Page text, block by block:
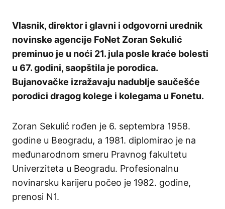
Vlasnik, direktor i glavni i odgovorni urednik
novinske agencije FoNet Zoran Sekulić
preminuo je u noći 21. jula posle kraće bolesti
u 67. godini, saopštila je porodica.
Bujanovačke izražavaju nadublje saučešće
porodici dragog kolege i kolegama u Fonetu.
Zoran Sekulić rođen je 6. septembra 1958.
godine u Beogradu, a 1981. diplomirao je na
međunarodnom smeru Pravnog fakultetu
Univerziteta u Beogradu. Profesionalnu
novinarsku karijeru počeo je 1982. godine,
prenosi N1.